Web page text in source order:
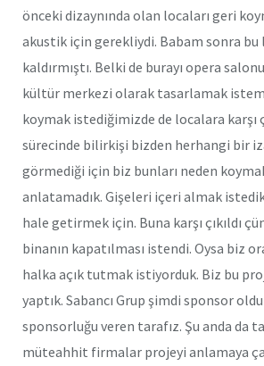
önceki dizaynında olan locaları geri
akustik için gerekliydi. Babam sonra bu
kaldırmıştı. Belki de burayı opera
kültür merkezi olarak tasarlamak
koymak istediğimizde de localara karşı
sürecinde bilirkişi bizden herhangi bir
görmediği için biz bunları neden
anlatamadık. Gişeleri içeri almak
hale getirmek için. Buna karşı çıkıldı
binanın kapatılması istendi. Oysa biz
halka açık tutmak istiyorduk. Biz bu
yaptık. Sabancı Grup şimdi sponsor
sponsorluğu veren tarafız. Şu anda da
müteahhit firmalar projeyi anlamaya